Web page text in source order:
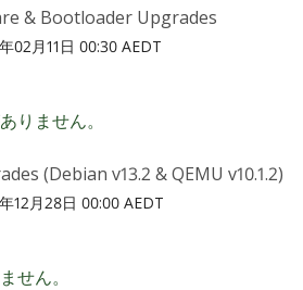
& Bootloader Upgrades
02月11日 00:30 AEDT
りません。
(Debian v13.2 & QEMU v10.1.2)
12月28日 00:00 AEDT
せん。